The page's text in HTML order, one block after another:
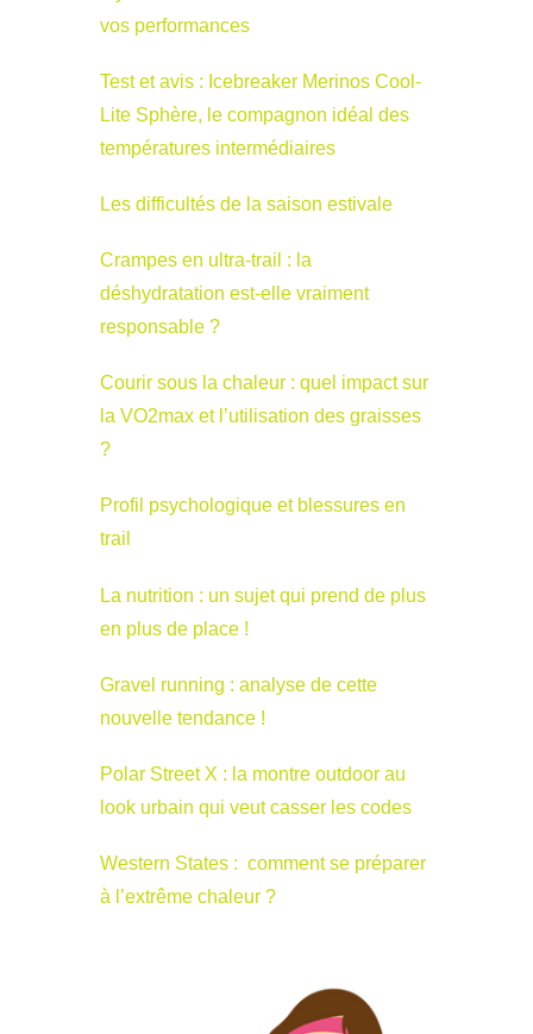
vos performances
Test et avis : Icebreaker Merinos Cool-
Lite Sphère, le compagnon idéal des
températures intermédiaires
Les difficultés de la saison estivale
Crampes en ultra-trail : la
déshydratation est-elle vraiment
responsable ?
Courir sous la chaleur : quel impact sur
la VO2max et l’utilisation des graisses
?
Profil psychologique et blessures en
trail
La nutrition : un sujet qui prend de plus
en plus de place !
Gravel running : analyse de cette
nouvelle tendance !
Polar Street X : la montre outdoor au
look urbain qui veut casser les codes
Western States : comment se préparer
à l’extrême chaleur ?